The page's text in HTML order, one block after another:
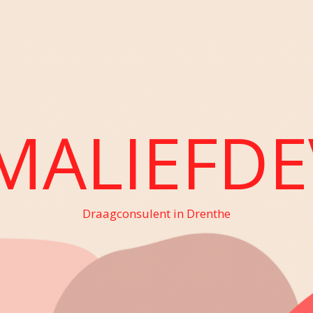
Draagconsulent in Drenthe